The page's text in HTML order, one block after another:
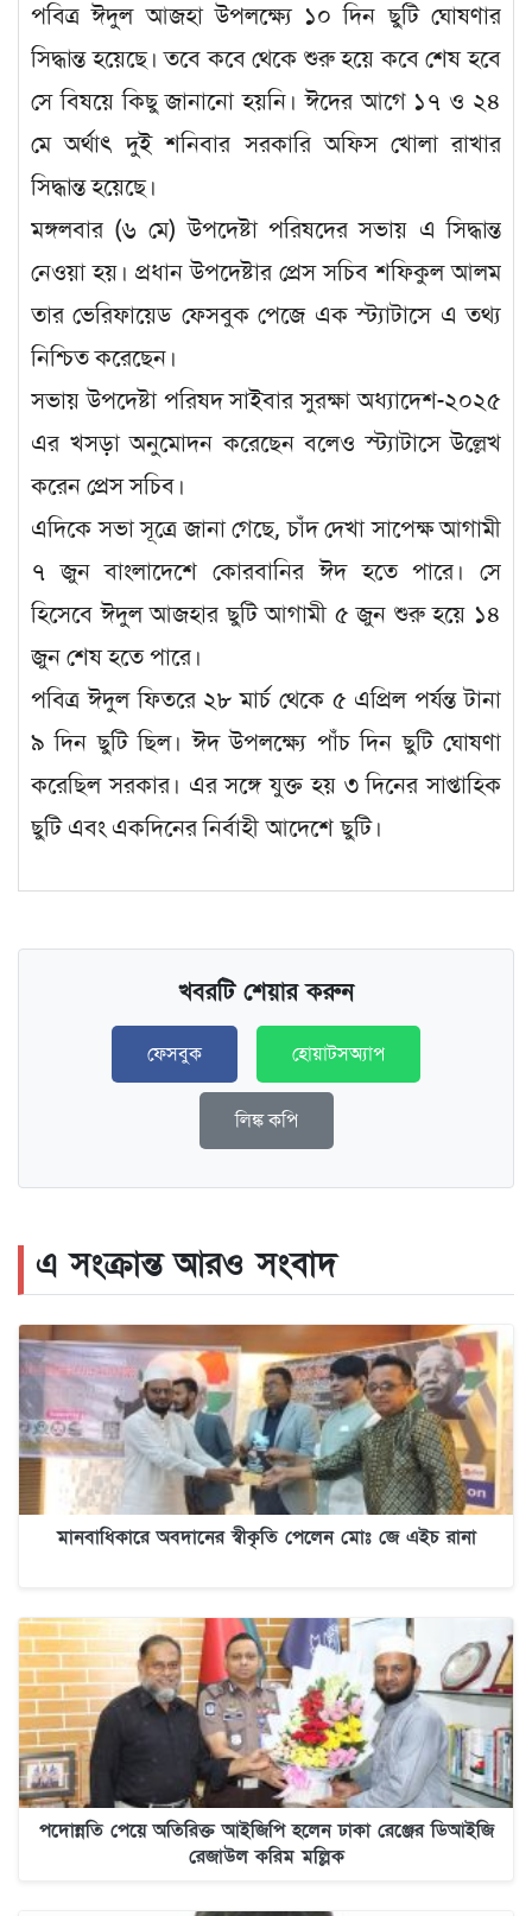
পবিত্র ঈদুল আজহা উপলক্ষ্যে ১০ দিন ছুটি ঘোষণার
সিদ্ধান্ত হয়েছে। তবে কবে থেকে শুরু হয়ে কবে শেষ হবে
সে বিষয়ে কিছু জানানো হয়নি। ঈদের আগে ১৭ ও ২৪
মে অর্থাৎ দুই শনিবার সরকারি অফিস খোলা রাখার
সিদ্ধান্ত হয়েছে।
মঙ্গলবার (৬ মে) উপদেষ্টা পরিষদের সভায় এ সিদ্ধান্ত
নেওয়া হয়। প্রধান উপদেষ্টার প্রেস সচিব শফিকুল আলম
তার ভেরিফায়েড ফেসবুক পেজে এক স্ট্যাটাসে এ তথ্য
নিশ্চিত করেছেন।
সভায় উপদেষ্টা পরিষদ সাইবার সুরক্ষা অধ্যাদেশ-২০২৫
এর খসড়া অনুমোদন করেছেন বলেও স্ট্যাটাসে উল্লেখ
করেন প্রেস সচিব।
এদিকে সভা সূত্রে জানা গেছে, চাঁদ দেখা সাপেক্ষ আগামী
৭ জুন বাংলাদেশে কোরবানির ঈদ হতে পারে। সে
হিসেবে ঈদুল আজহার ছুটি আগামী ৫ জুন শুরু হয়ে ১৪
জুন শেষ হতে পারে।
পবিত্র ঈদুল ফিতরে ২৮ মার্চ থেকে ৫ এপ্রিল পর্যন্ত টানা
৯ দিন ছুটি ছিল। ঈদ উপলক্ষ্যে পাঁচ দিন ছুটি ঘোষণা
করেছিল সরকার। এর সঙ্গে যুক্ত হয় ৩ দিনের সাপ্তাহিক
ছুটি এবং একদিনের নির্বাহী আদেশে ছুটি।
খবরটি শেয়ার করুন
ফেসবুক হোয়াটসঅ্যাপ
লিঙ্ক কপি
এ সংক্রান্ত আরও সংবাদ
মানবাধিকারে অবদানের স্বীকৃতি পেলেন মোঃ জে এইচ রানা
পদোন্নতি পেয়ে অতিরিক্ত আইজিপি হলেন ঢাকা রেঞ্জের ডিআইজি
রেজাউল করিম মল্লিক